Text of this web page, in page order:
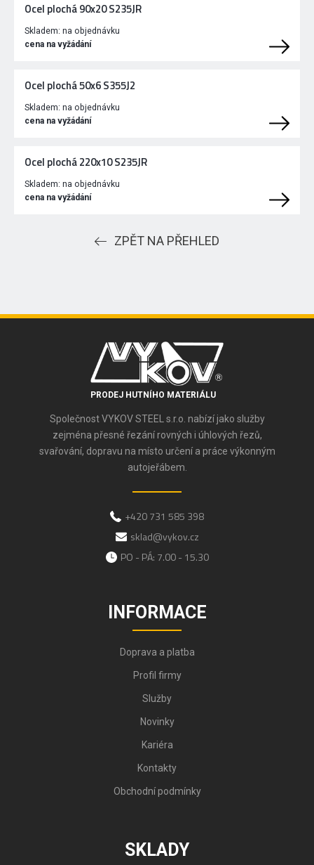
Ocel plochá 90x20 S235JR
Skladem: na objednávku
cena na vyžádání
Ocel plochá 50x6 S355J2
Skladem: na objednávku
cena na vyžádání
Ocel plochá 220x10 S235JR
Skladem: na objednávku
cena na vyžádání
ZPĚT NA PŘEHLED
PRODEJ HUTNÍHO MATERIÁLU
Společnost VYKOV STEEL s.r.o. nabízí jako služby
zejména přesné řezání rovných i úhlových řezů,
svařování, dopravu na místo určení a práce výkonným
autojeřábem.
+420 731 585 398
sklad@vykov.cz
PO - PÁ: 7.00 - 15.30
INFORMACE
Doprava a platba
Profil firmy
Služby
Novinky
Kariéra
Kontakty
Obchodní podmínky
SKLADY